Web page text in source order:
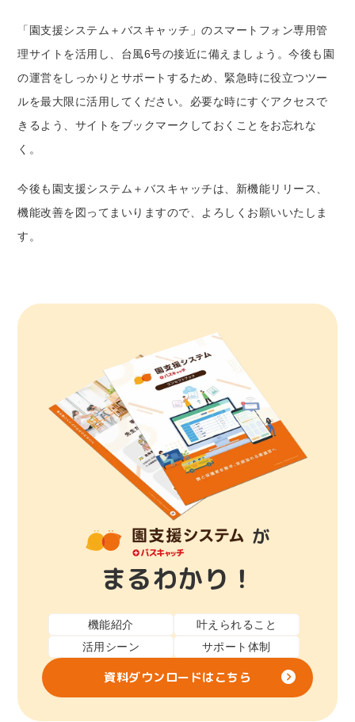
「園支援システム＋バスキャッチ」のスマートフォン専用管
理サイトを活用し、台風6号の接近に備えましょう。今後も園
の運営をしっかりとサポートするため、緊急時に役立つツー
ルを最大限に活用してください。必要な時にすぐアクセスで
きるよう、サイトをブックマークしておくことをお忘れな
く。
今後も園支援システム＋バスキャッチは、新機能リリース、
機能改善を図ってまいりますので、よろしくお願いいたしま
す。
が
まるわかり！
機能紹介
叶えられること
活用シーン
サポート体制
資料ダウンロードはこちら